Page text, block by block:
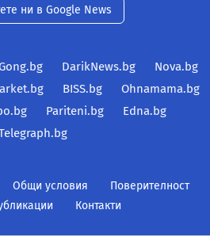
ни в Google News
DarikNews.bg
Nova.bg
BISS.bg
Ohnamama.bg
Pariteni.bg
Edna.bg
Общи условия
Поверителност
Контакти